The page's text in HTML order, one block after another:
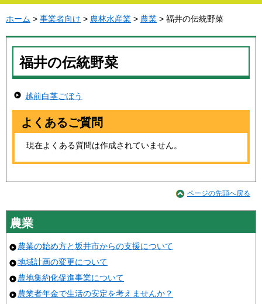
ホーム > 事業者向け > 農林水産業 > 農業 > 福井の伝統野菜
福井の伝統野菜
越前白茎ごぼう
よくあるご質問
現在よくある質問は作成されていません。
ページの先頭へ戻る
農業
農業の始め方と坂井市からの支援について
地域計画の変更について
農地集約化促進事業について
農業者年金で生活の安定を考えませんか？